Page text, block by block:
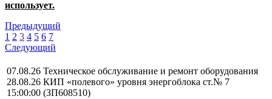
использует.
Предыдущий
1 2 3 4 5 6 7
Следующий
07.08.26
28.08.26
15:00:00
Техническое обслуживание и ремонт оборудования
КИП «полевого» уровня энергоблока ст.№ 7
(ЗП608510)